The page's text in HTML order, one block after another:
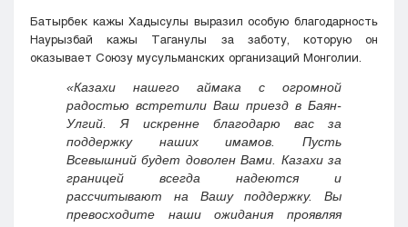
Батырбек кажы Хадысулы выразил особую благодарность
Наурызбай кажы Таганулы за заботу, которую он
оказывает Союзу мусульманских организаций Монголии.
«Казахи нашего аймака с огромной
радостью встретили Ваш приезд в Баян-
Улгий. Я искренне благодарю вас за
поддержку наших имамов. Пусть
Всевышний будет доволен Вами. Казахи за
границей всегда надеются и
рассчитывают на Вашу поддержку. Вы
превосходите наши ожидания проявляя